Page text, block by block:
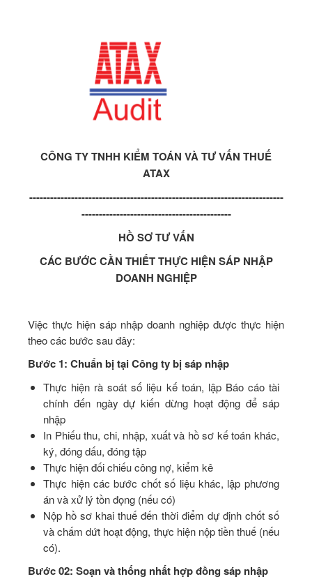
CÔNG TY TNHH KIỂM TOÁN VÀ TƯ VẤN THUẾ
ATAX
-------------------------------------------------------------------------
-------------------------------------------
HỒ SƠ TƯ VẤN
CÁC BƯỚC CẦN THIẾT THỰC HIỆN SÁP NHẬP
DOANH NGHIỆP
Việc thực hiện sáp nhập doanh nghiệp được thực hiện
theo các bước sau đây:
Bước 1: Chuẩn bị tại Công ty bị sáp nhập
Thực hiện rà soát số liệu kế toán, lập Báo cáo tài
chính đến ngày dự kiến dừng hoạt động để sáp
nhập
In Phiếu thu, chi, nhập, xuất và hồ sơ kế toán khác,
ký, đóng dấu, đóng tập
Thực hiện đối chiếu công nợ, kiểm kê
Thực hiện các bước chốt số liệu khác, lập phương
án và xử lý tồn đọng (nếu có)
Nộp hồ sơ khai thuế đến thời điểm dự định chốt số
và chấm dứt hoạt động, thực hiện nộp tiền thuế (nếu
có).
Bước 02: Soạn và thống nhất hợp đồng sáp nhập